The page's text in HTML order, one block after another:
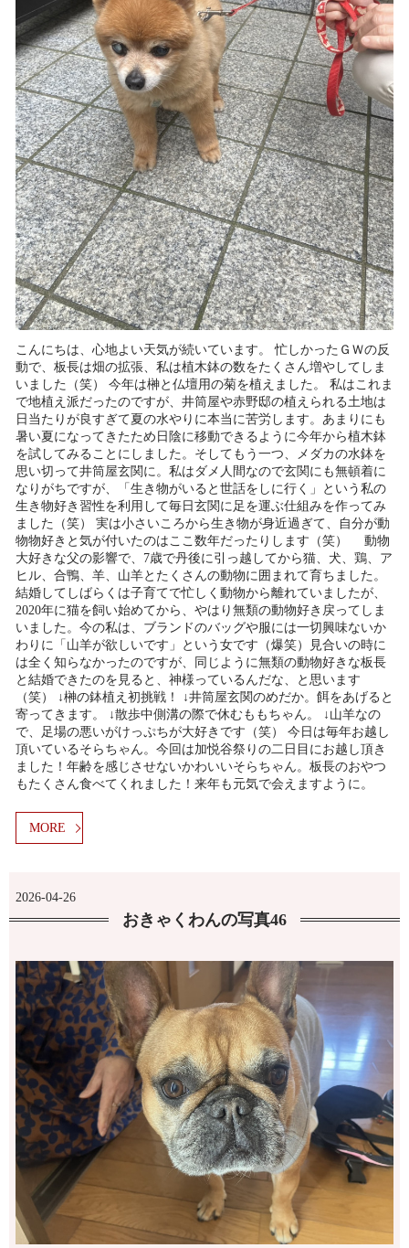
こんにちは、心地よい天気が続いています。 忙しかったＧＷの反
動で、板長は畑の拡張、私は植木鉢の数をたくさん増やしてしま
いました（笑） 今年は榊と仏壇用の菊を植えました。 私はこれま
で地植え派だったのですが、井筒屋や赤野邸の植えられる土地は
日当たりが良すぎて夏の水やりに本当に苦労します。あまりにも
暑い夏になってきたため日陰に移動できるように今年から植木鉢
を試してみることにしました。そしてもう一つ、メダカの水鉢を
思い切って井筒屋玄関に。私はダメ人間なので玄関にも無頓着に
なりがちですが、「生き物がいると世話をしに行く」という私の
生き物好き習性を利用して毎日玄関に足を運ぶ仕組みを作ってみ
ました（笑） 実は小さいころから生き物が身近過ぎて、自分が動
物物好きと気が付いたのはここ数年だったりします（笑） 動物
大好きな父の影響で、7歳で丹後に引っ越してから猫、犬、鶏、ア
ヒル、合鴨、羊、山羊とたくさんの動物に囲まれて育ちました。
結婚してしばらくは子育てで忙しく動物から離れていましたが、
2020年に猫を飼い始めてから、やはり無類の動物好き戻ってしま
いました。今の私は、ブランドのバッグや服には一切興味ないか
わりに「山羊が欲しいです」という女です（爆笑）見合いの時に
は全く知らなかったのですが、同じように無類の動物好きな板長
と結婚できたのを見ると、神様っているんだな、と思います
（笑） ↓榊の鉢植え初挑戦！ ↓井筒屋玄関のめだか。餌をあげると
寄ってきます。 ↓散歩中側溝の際で休むももちゃん。 ↓山羊なの
で、足場の悪いがけっぷちが大好きです（笑） 今日は毎年お越し
頂いているそらちゃん。今回は加悦谷祭りの二日目にお越し頂き
ました！年齢を感じさせないかわいいそらちゃん。板長のおやつ
もたくさん食べてくれました！来年も元気で会えますように。
MORE
2026-04-26
おきゃくわんの写真46